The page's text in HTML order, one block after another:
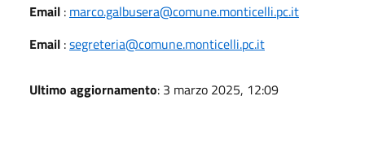
Email : marco.galbusera@comune.monticelli.pc.it
Email :segreteria@comune.monticelli.pc.it
Ultimo aggiornamento: 3 marzo 2025, 12:09